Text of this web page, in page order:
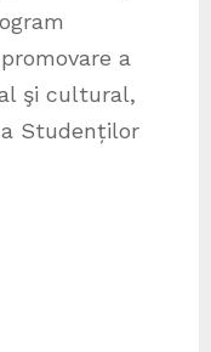
a
şi cultural,
Studenților